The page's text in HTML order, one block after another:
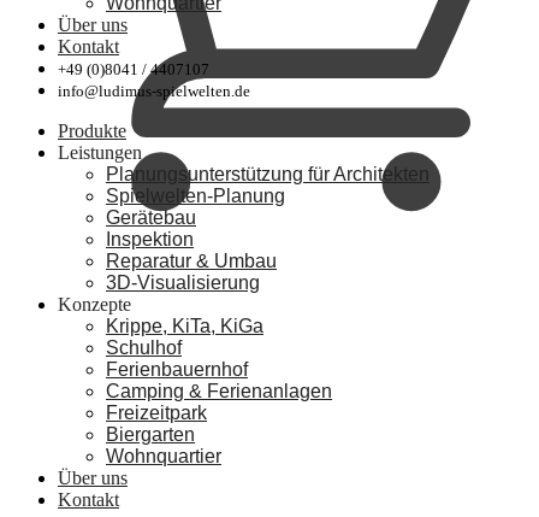
Über uns
Kontakt
+49 (0)8041 / 4407107
info@ludimus-spielwelten.de
Produkte
Leistungen
Planungsunterstützung für Architekten
Spielwelten-Planung
Gerätebau
Inspektion
Reparatur & Umbau
3D-Visualisierung
Konzepte
Krippe, KiTa, KiGa
Schulhof
Ferienbauernhof
Camping & Ferienanlagen
Freizeitpark
Biergarten
Wohnquartier
Über uns
Kontakt